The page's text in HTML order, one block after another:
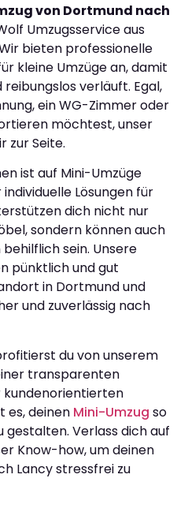
von Dortmund nach
Umzugsservice aus
bieten professionelle
kleine Umzüge an, damit
verläuft. Egal,
ein WG-Zimmer oder
möchtest, unser
zur Seite.
ist auf Mini-Umzüge
Lösungen für
dich nicht nur
sondern können auch
sein. Unsere
pünktlich und gut
in Dortmund und
und zuverlässig nach
du von unserem
transparenten
kundenorientierten
es, deinen Mini-Umzug so
gestalten. Verlass dich auf
Know-how, um deinen
Lancy stressfrei zu